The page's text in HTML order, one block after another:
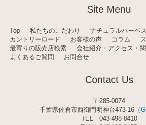
a
m
Site Menu
Top 私たちのこだわり
ナチュラルハーベ
カントリーロード
お客様の声 コラム
最寄りの販売店検索
会社紹介・アクセス・
よくあるご質問
お問合せ
Contact Us
〒285-0074
千葉県佐倉市西御門明神台473-16（
TEL 043-498-8410